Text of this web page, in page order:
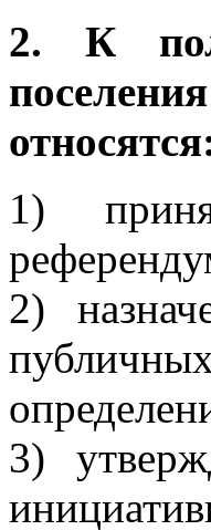
2. К
1)
2)
3)